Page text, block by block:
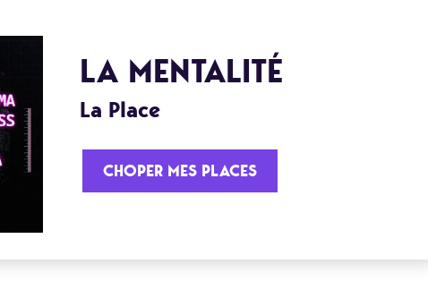
LA MENTALITÉ
La Place
CHOPER MES PLACES